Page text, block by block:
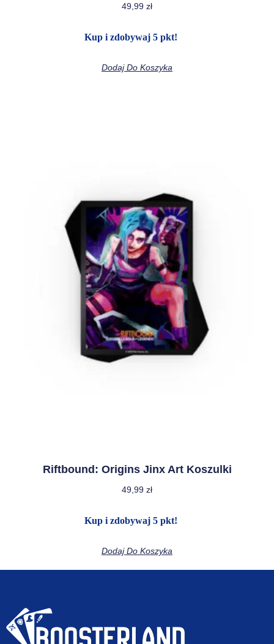
49,99 zł
Kup i zdobywaj 5 pkt!
Dodaj Do Koszyka
Riftbound: Origins Jinx Art Koszulki
49,99 zł
Kup i zdobywaj 5 pkt!
Dodaj Do Koszyka